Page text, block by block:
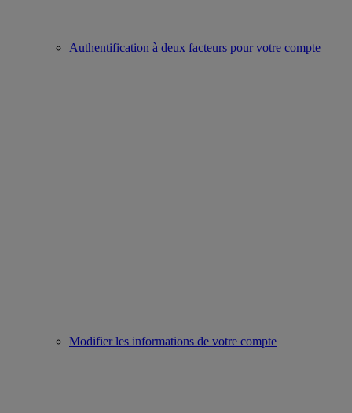
Authentification à deux facteurs pour votre compte
Modifier les informations de votre compte